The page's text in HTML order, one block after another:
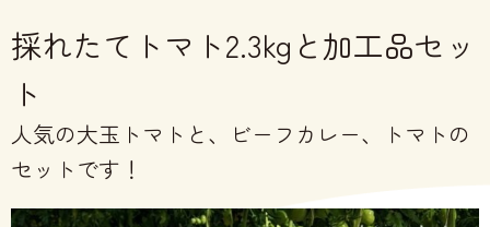
採れたてトマト2.3kgと加工品セッ
ト
人気の大玉トマトと、ビーフカレー、トマトの
セットです！